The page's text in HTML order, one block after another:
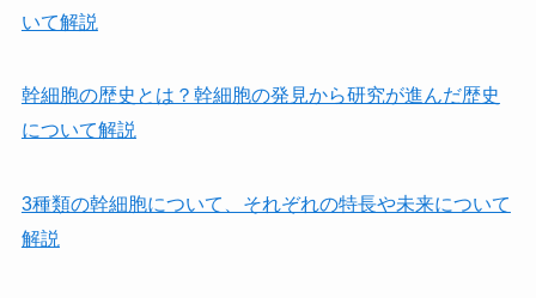
いて解説
幹細胞の歴史とは？幹細胞の発見から研究が進んだ歴史
について解説
3種類の幹細胞について、それぞれの特長や未来について
解説